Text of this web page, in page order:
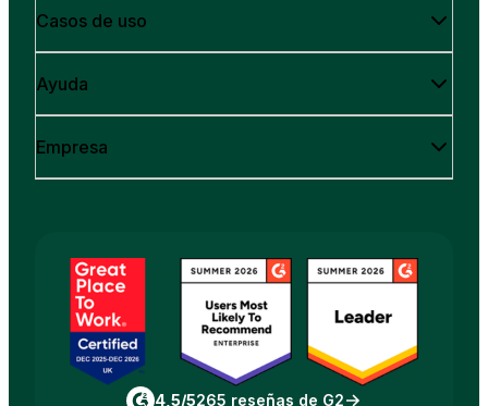
Casos de uso
Ayuda
Empresa
4,5/5265 reseñas de G2